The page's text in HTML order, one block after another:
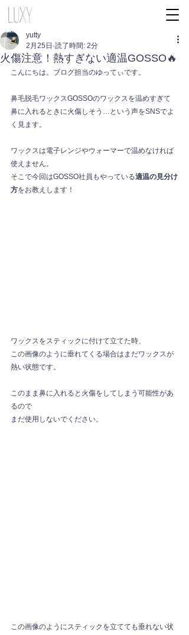
火傷注意！熱すぎない適温GOSSO🔥
yutty
2月25日 読了時間: 2分
こんにちは。ブログ担当のゆってぃです。
鼻毛脱毛ワックスGOSSOのワックスを温めすぎて
鼻に入れるときに火傷しそう…という声をSNSでよ
く見ます。
ワックスは電子レンジやウォーマーで温めなければ
使えません。
そこで今回はGOSSO社員もやっている適温の見分け
方をお教えします！
ワックスをスティックに付けて立てた時、
この画像のように垂れてくる場合はまだワックスが
熱い状態です。
このまま鼻に入れると火傷をしてしまう可能性があ
るので
まだ使用しないでください。
この画像のようにスティックを立てても垂れない状